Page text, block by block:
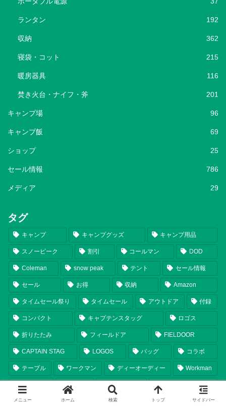
ランタン 192
収納 362
寝袋・コット 215
暖房器具 116
焚き火台・ナイフ・斧 201
キャンプ場 96
キャンプ飯 69
ショップ 25
セール情報 786
メディア 29
タグ
キャンプ キャンプグッズ キャンプ用品
スノーピーク 割引 コールマン DOD
Coleman snow peak テント セール情報
セール お得 収納 Amazon
タイムセール祭り タイムセール アウトドア 付録
コンパクト キャプテンスタッグ ロゴス
折りたたみ フィールドア FIELDOOR
CAPTAIN STAG LOGOS バッグ コラボ
テーブル ワークマン ディーオーディー Workman
タープ 福袋 いつから スマイルセール
チェア ランタン シェルター 比較 軽量
メニュー ホーム 検索 トップ サイドバー